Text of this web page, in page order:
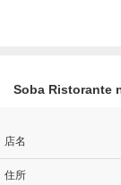
Soba Ristorante
店名
住所